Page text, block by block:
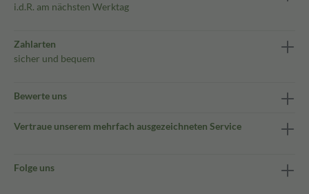
i.d.R. am nächsten Werktag
Zahlarten
sicher und bequem
Bewerte uns
Vertraue unserem mehrfach ausgezeichneten Service
Folge uns